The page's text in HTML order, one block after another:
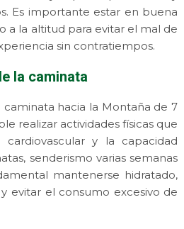
Es importante estar en buena
a la altitud para evitar el mal de
sin contratiempos.
la caminata
hacia la Montaña de 7
realizar actividades físicas que
cardiovascular y la capacidad
senderismo varias semanas
mantenerse hidratado,
evitar el consumo excesivo de